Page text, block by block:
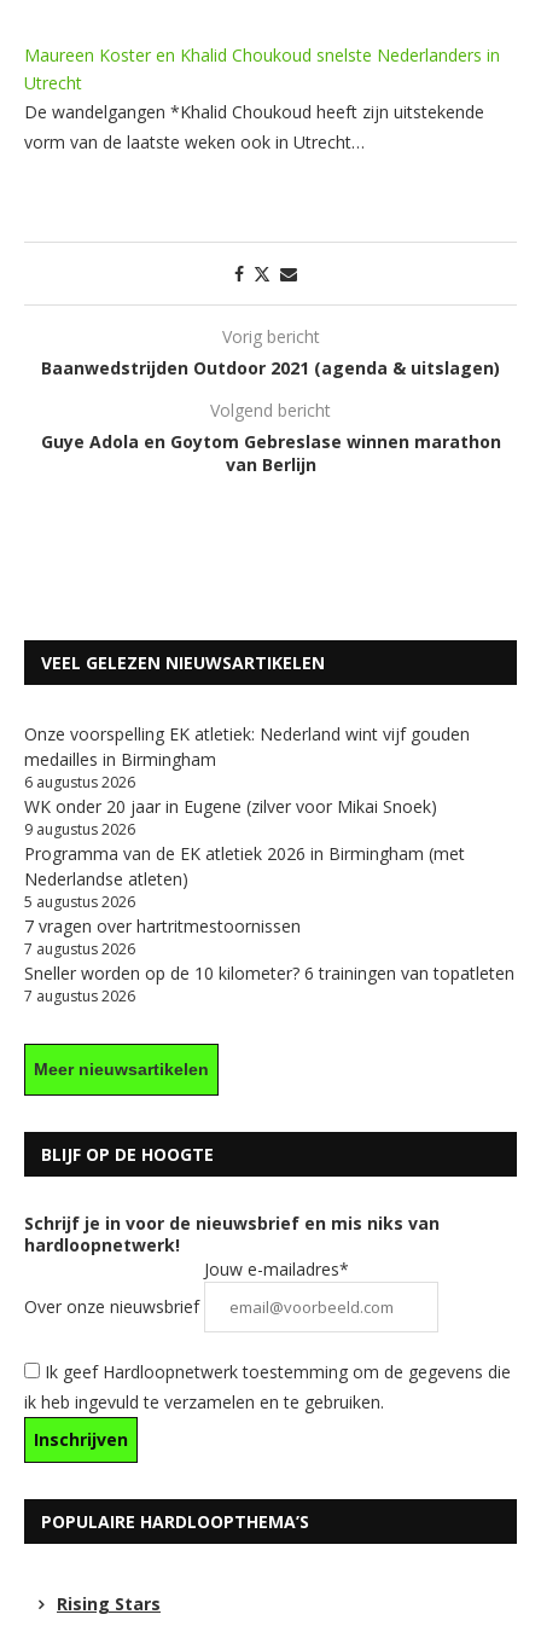
Maureen Koster en Khalid Choukoud snelste Nederlanders in
Utrecht
De wandelgangen *Khalid Choukoud heeft zijn uitstekende
vorm van de laatste weken ook in Utrecht…
Vorig bericht
Baanwedstrijden Outdoor 2021 (agenda & uitslagen)
Volgend bericht
Guye Adola en Goytom Gebreslase winnen marathon
van Berlijn
VEEL GELEZEN NIEUWSARTIKELEN
Onze voorspelling EK atletiek: Nederland wint vijf gouden
medailles in Birmingham
6 augustus 2026
WK onder 20 jaar in Eugene (zilver voor Mikai Snoek)
9 augustus 2026
Programma van de EK atletiek 2026 in Birmingham (met
Nederlandse atleten)
5 augustus 2026
7 vragen over hartritmestoornissen
7 augustus 2026
Sneller worden op de 10 kilometer? 6 trainingen van topatleten
7 augustus 2026
Meer nieuwsartikelen
BLIJF OP DE HOOGTE
Schrijf je in voor de nieuwsbrief en mis niks van
hardloopnetwerk!
Over onze nieuwsbrief
Jouw e-mailadres*
Ik geef Hardloopnetwerk toestemming om de gegevens die
ik heb ingevuld te verzamelen en te gebruiken.
POPULAIRE HARDLOOPTHEMA’S
Rising Stars